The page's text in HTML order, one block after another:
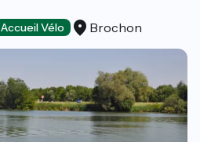
Accueil Vélo Brochon